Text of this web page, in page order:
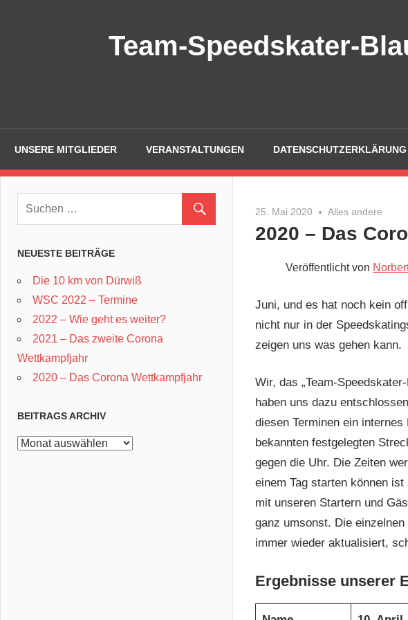
Team-Speedskater-
UNSERE MITGLIEDER VERANSTALTUNGEN DATENSCHUTZERKLÄRUNG
25. Mai 2020 Alles andere
2020 – Das
Veröffentlicht von
Juni, und es hat noch kein
nicht nur in der
zeigen uns was gehen kann.
Wir, das „Team-
haben uns dazu
diesen Terminen ein
bekannten festgelegten
gegen die Uhr. Die Zeiten
einem Tag starten können
mit unseren Startern und
ganz umsonst. Die
immer wieder aktualisiert,
Ergebnisse unserer
NEUESTE BEITRÄGE
Die 10 km von Dürwiß
WSC 2022 – Termine
2022 – Wie geht es weiter?
2021 – Das zweite Corona
Wettkampfjahr
2020 – Das Corona Wettkampfjahr
BEITRAGS ARCHIV
Beitrags